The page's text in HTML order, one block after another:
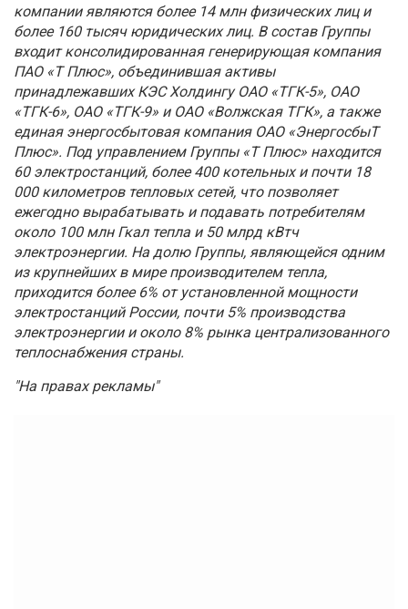
компании являются более 14 млн физических лиц и
более 160 тысяч юридических лиц. В состав Группы
входит консолидированная генерирующая компания
ПАО «Т Плюс», объединившая активы
принадлежавших КЭС Холдингу ОАО «ТГК-5», ОАО
«ТГК-6», ОАО «ТГК-9» и ОАО «Волжская ТГК», а также
единая энергосбытовая компания ОАО «ЭнергосбыТ
Плюс». Под управлением Группы «Т Плюс» находится
60 электростанций, более 400 котельных и почти 18
000 километров тепловых сетей, что позволяет
ежегодно вырабатывать и подавать потребителям
около 100 млн Гкал тепла и 50 млрд кВтч
электроэнергии. На долю Группы, являющейся одним
из крупнейших в мире производителем тепла,
приходится более 6% от установленной мощности
электростанций России, почти 5% производства
электроэнергии и около 8% рынка централизованного
теплоснабжения страны.
"На правах рекламы"